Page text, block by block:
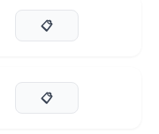
📋
📋